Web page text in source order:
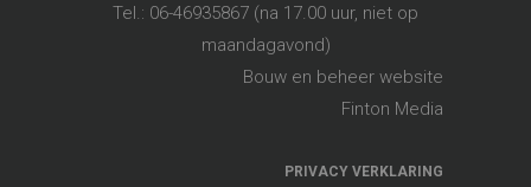
Tel.: 06-46935867 (na 17.00 uur, niet op
maandagavond)
Bouw en beheer website
Finton Media
PRIVACY VERKLARING